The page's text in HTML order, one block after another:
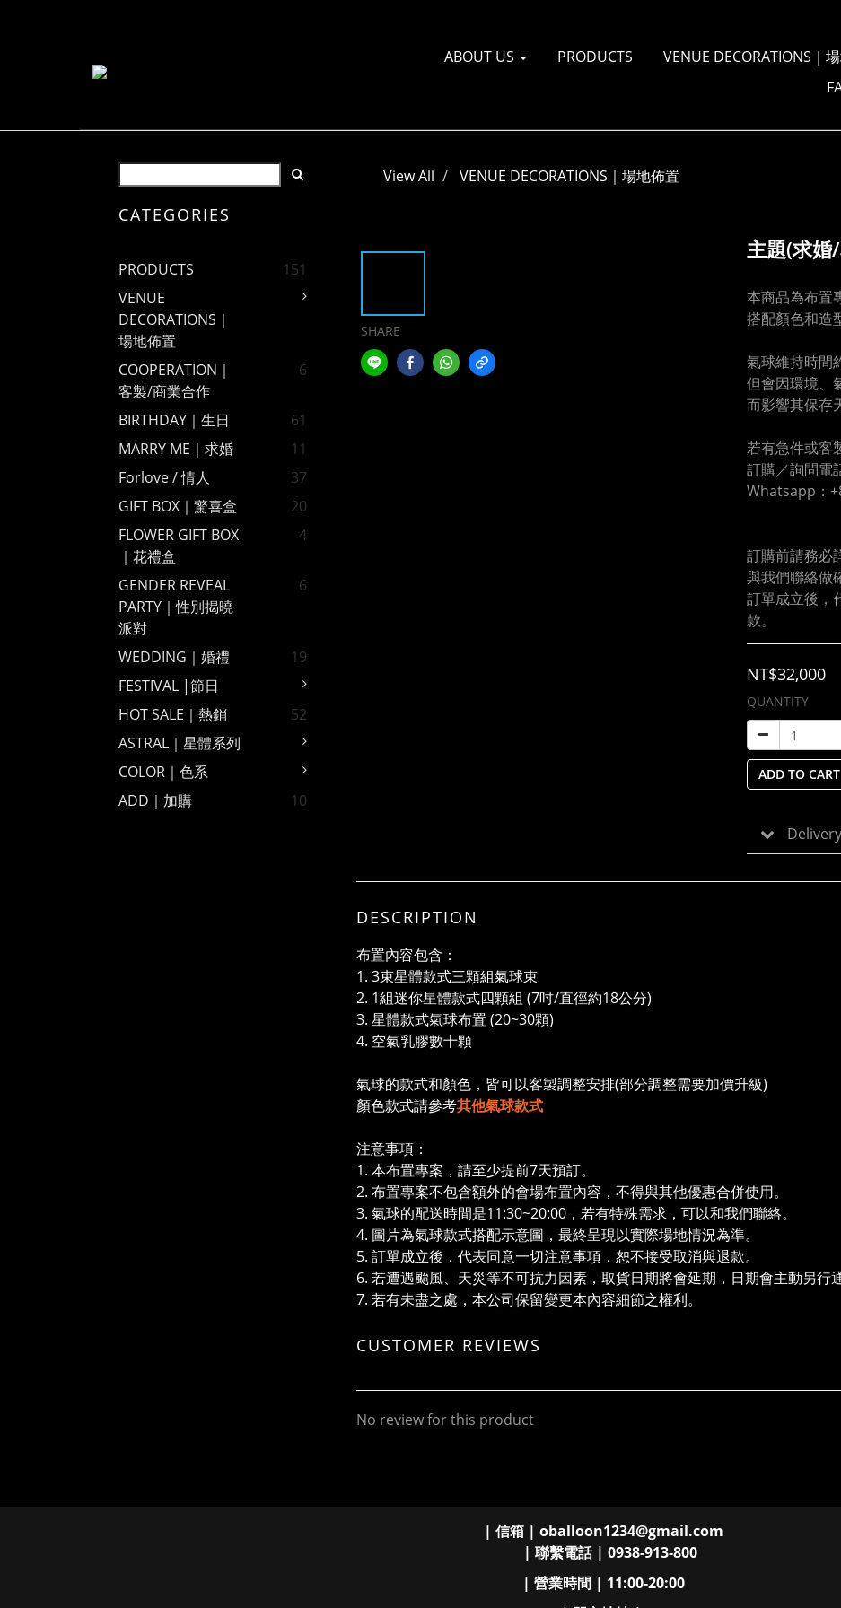
ABOUT US PRODUCTS VENUE DECORATIONS｜
CATEGORIES
PRODUCTS
151
VENUE
DECORATIONS｜
場地佈置
COOPERATION｜
客製/商業合作
6
BIRTHDAY｜生日
61
MARRY ME｜求婚
11
Forlove / 情人
37
GIFT BOX｜驚喜盒
20
FLOWER GIFT BOX
｜花禮盒
4
GENDER REVEAL
PARTY｜性別揭曉
派對
6
WEDDING｜婚禮
19
FESTIVAL |節日
HOT SALE｜熱銷
52
ASTRAL｜星體系列
COLOR｜色系
ADD｜加購
10
View All VENUE DECORATIONS｜場地佈置
SHARE
主題(求婚
本商品為布置
搭配顏色和造
氣球維持時間
但會因環境、
而影響其保存
若有急件或客
訂購／詢問電
Whatsapp：
訂購前請務必
與我們聯絡做
訂單成立後，
款。
NT$32,000
QUANTITY
ADD TO CART
DESCRIPTION
布置內容包含：
1. 3束星體款式三顆組氣球束
2. 1組迷你星體款式四顆組 (7吋/直徑約18公分)
3. 星體款式氣球布置 (20~30顆)
4. 空氣乳膠數⼗顆
氣球的款式和顏色，皆可以客製調整安排(部分調整需要加價升級)
顏色款式請參考其他氣球款式
注意事項：
1. 本布置專案，請至少提前7天預訂。
2. 布置專案不包含額外的會場布置內容，不得與其他優惠合併使用。
3. 氣球的配送時間是11:30~20:00，若有特殊需求，可以和我們聯絡。
4. 圖片為氣球款式搭配⽰意圖，最終呈現以實際場地情況為準。
5. 訂單成立後，代表同意一切注意事項，恕不接受取消與退款。
6. 若遭遇颱風、天災等不可抗力因素，取貨日期將會延期，日期會主動另行
7. 若有未盡之處，本公司保留變更本內容細節之權利。
CUSTOMER REVIEWS
No review for this product
| 信箱 | oballoon1234@gmail.com
| 聯繫電話 | 0938-913-800
| 營業時間 | 11:00-20:00